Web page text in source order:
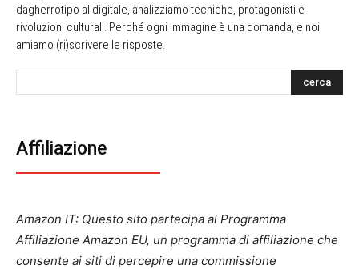
dagherrotipo al digitale, analizziamo tecniche, protagonisti e
rivoluzioni culturali. Perché ogni immagine è una domanda, e noi
amiamo (ri)scrivere le risposte.
cerca
Affiliazione
Amazon IT: Questo sito partecipa al Programma
Affiliazione Amazon EU, un programma di affiliazione che
consente ai siti di percepire una commissione